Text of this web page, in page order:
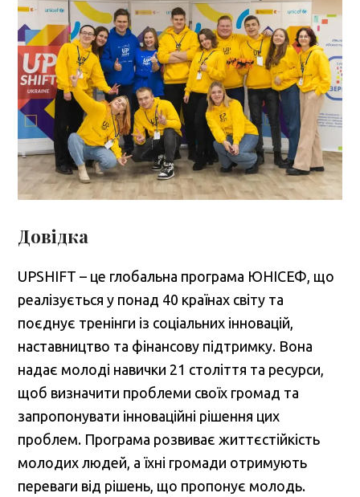
Довідка
UPSHIFT – це глобальна програма ЮНІСЕФ, що
реалізується у понад 40 країнах світу та
поєднує тренінги із соціальних інновацій,
наставництво та фінансову підтримку. Вона
надає молоді навички 21 століття та ресурси,
щоб визначити проблеми своїх громад та
запропонувати інноваційні рішення цих
проблем. Програма розвиває життєстійкість
молодих людей, а їхні громади отримують
переваги від рішень, що пропонує молодь.